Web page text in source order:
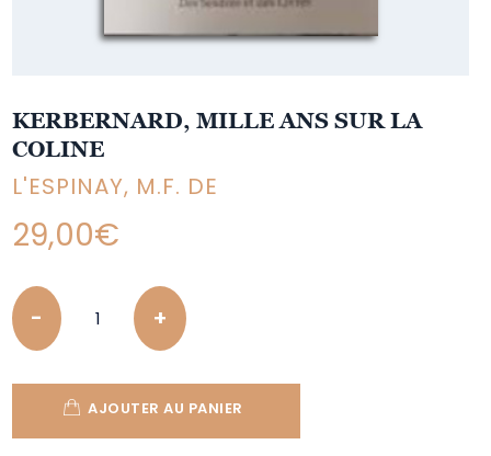
KERBERNARD, MILLE ANS SUR LA
COLINE
L'ESPINAY, M.F. DE
29,00€
Quantity
AJOUTER AU PANIER